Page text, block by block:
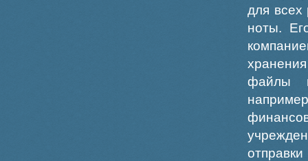
для всех
ноты.
файлы